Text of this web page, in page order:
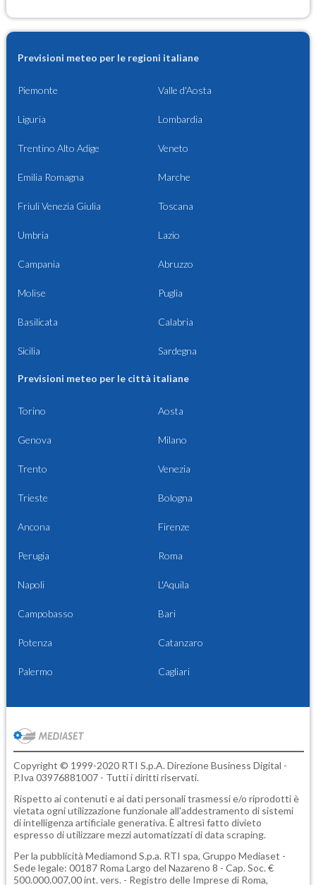
Previsioni meteo per le regioni italiane
Piemonte Valle d'Aosta
Liguria Lombardia
Trentino Alto Adige Veneto
Emilia Romagna Marche
Friuli Venezia Giulia Toscana
Umbria Lazio
Campania Abruzzo
Molise Puglia
Basilicata Calabria
Sicilia Sardegna
Previsioni meteo per le città italiane
Torino Aosta
Genova Milano
Trento Venezia
Trieste Bologna
Ancona Firenze
Perugia Roma
Napoli L'Aquila
Campobasso Bari
Potenza Catanzaro
Palermo Cagliari
Copyright © 1999-2020 RTI S.p.A. Direzione Business Digital -
P.Iva 03976881007 - Tutti i diritti riservati.
Rispetto ai contenuti e ai dati personali trasmessi e/o riprodotti è
vietata ogni utilizzazione funzionale all'addestramento di sistemi
di intelligenza artificiale generativa. È altresì fatto divieto
espresso di utilizzare mezzi automatizzati di data scraping.
Per la pubblicità Mediamond S.p.a. RTI spa, Gruppo Mediaset -
Sede legale: 00187 Roma Largo del Nazareno 8 - Cap. Soc. €
500.000.007,00 int. vers. - Registro delle Imprese di Roma,